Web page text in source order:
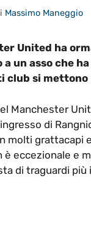
Massimo Maneggio
United ha
a un asso che
club si mettono
Manchester
di
molti grattacapi
è eccezionale e
di traguardi più